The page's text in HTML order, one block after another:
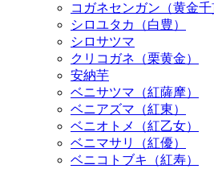
コガネセンガン（黄金千
シロユタカ（白豊）
シロサツマ
クリコガネ（栗黄金）
安納芋
ベニサツマ（紅薩摩）
ベニアズマ（紅東）
ベニオトメ（紅乙女）
ベニマサリ（紅優）
ベニコトブキ（紅寿）